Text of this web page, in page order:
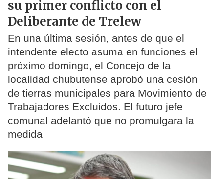
su primer conflicto con el
Deliberante de Trelew
En una última sesión, antes de que el
intendente electo asuma en funciones el
próximo domingo, el Concejo de la
localidad chubutense aprobó una cesión
de tierras municipales para Movimiento de
Trabajadores Excluidos. El futuro jefe
comunal adelantó que no promulgara la
medida